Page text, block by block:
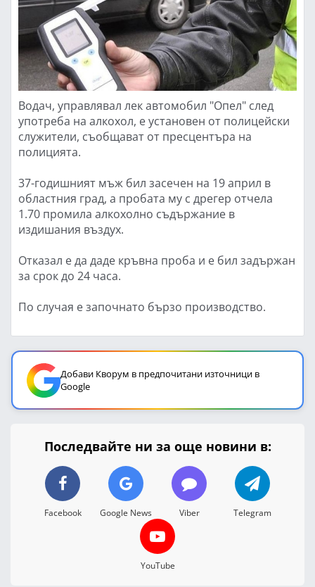
Водач, управлявал лек автомобил "Опел" след
употреба на алкохол, е установен от полицейски
служители, съобщават от пресцентъра на
полицията.
37-годишният мъж бил засечен на 19 април в
областния град, а пробата му с дрегер отчела
1.70 промила алкохолно съдържание в
издишания въздух.
Отказал е да даде кръвна проба и е бил задържан
за срок до 24 часа.
По случая е започнато бързо производство.
Добави Кворум в предпочитани източници в
Google
Последвайте ни за още новини в:
Facebook Google News Viber Telegram
YouTube